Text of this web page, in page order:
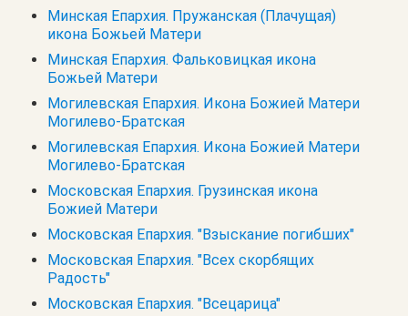
Минская Епархия. Пружанская (Плачущая)
икона Божьей Матери
Минская Епархия. Фальковицкая икона
Божьей Матери
Могилевская Епархия. Икона Божией Матери
Могилево-Братская
Могилевская Епархия. Икона Божией Матери
Могилево-Братская
Московская Епархия. Грузинская икона
Божией Матери
Московская Епархия. "Взыскание погибших"
Московская Епархия. "Всех скорбящих
Радость"
Московская Епархия. "Всецарица"